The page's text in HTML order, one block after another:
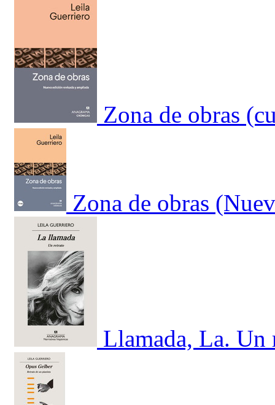
Zona de obras
Zona de obras
Llamada, La. Un